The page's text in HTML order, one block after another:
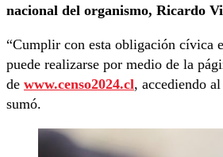
nacional del organismo, Ricardo
“Cumplir con esta obligación cívica
puede realizarse por medio de la
de www.censo2024.cl, accediendo
sumó.